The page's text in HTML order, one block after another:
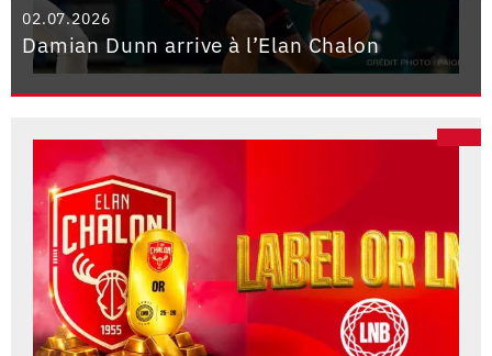
02.07.2026
Damian Dunn arrive à l’Elan Chalon